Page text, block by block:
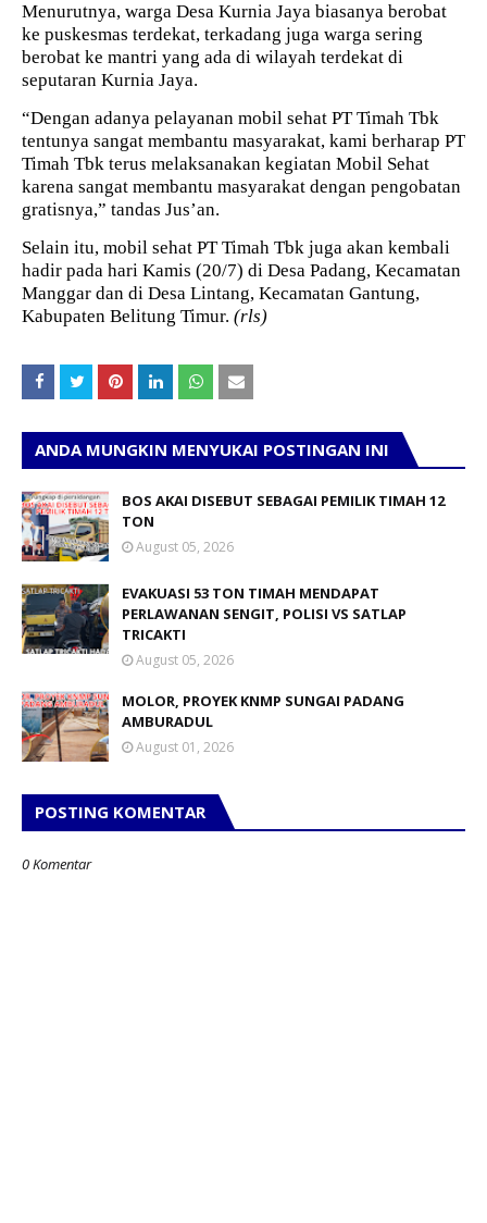
Menurutnya, warga Desa Kurnia Jaya biasanya berobat
ke puskesmas terdekat, terkadang juga warga sering
berobat ke mantri yang ada di wilayah terdekat di
seputaran Kurnia Jaya.
“Dengan adanya pelayanan mobil sehat PT Timah Tbk
tentunya sangat membantu masyarakat, kami berharap PT
Timah Tbk terus melaksanakan kegiatan Mobil Sehat
karena sangat membantu masyarakat dengan pengobatan
gratisnya,” tandas Jus’an.
Selain itu, mobil sehat PT Timah Tbk juga akan kembali
hadir pada hari Kamis (20/7) di Desa Padang, Kecamatan
Manggar dan di Desa Lintang, Kecamatan Gantung,
Kabupaten Belitung Timur. (rls)
ANDA MUNGKIN MENYUKAI POSTINGAN INI
BOS AKAI DISEBUT SEBAGAI PEMILIK TIMAH 12
TON
August 05, 2026
EVAKUASI 53 TON TIMAH MENDAPAT
PERLAWANAN SENGIT, POLISI VS SATLAP
TRICAKTI
August 05, 2026
MOLOR, PROYEK KNMP SUNGAI PADANG
AMBURADUL
August 01, 2026
POSTING KOMENTAR
0 Komentar